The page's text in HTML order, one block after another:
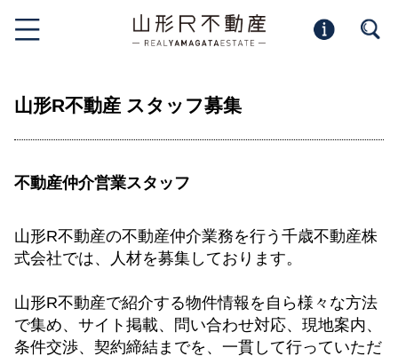
山形R不動産 スタッフ募集
不動産仲介営業スタッフ
山形R不動産の不動産仲介業務を行う千歳不動産株
式会社では、人材を募集しております。
山形R不動産で紹介する物件情報を自ら様々な方法
で集め、サイト掲載、問い合わせ対応、現地案内、
条件交渉、契約締結までを、一貫して行っていただ